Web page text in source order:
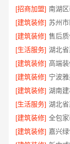
[招商加盟]
[建筑装修] 苏州
[建筑装修]
[生活服务]
[建筑装修] 高端
[建筑装修] 宁波
[建筑装修] 湖南
[生活服务]
[建筑装修] 全包
[建筑装修] 嘉兴